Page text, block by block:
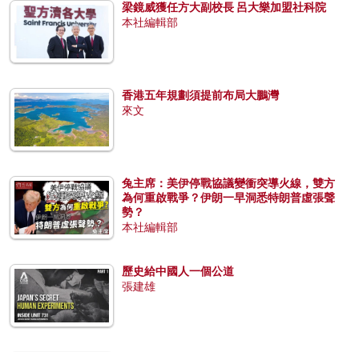
梁鏡威獲任方大副校長 呂大樂加盟社科院
本社編輯部
香港五年規劃須提前布局大鵬灣
來文
兔主席：美伊停戰協議變衝突導火線，雙方
為何重啟戰爭？伊朗一早洞悉特朗普虛張聲
勢？
本社編輯部
歷史給中國人一個公道
張建雄